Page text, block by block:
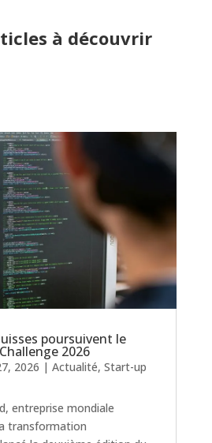
à découvrir
poursuivent le
2026
2026 | Actualité, Start-up
entreprise mondiale
transformation